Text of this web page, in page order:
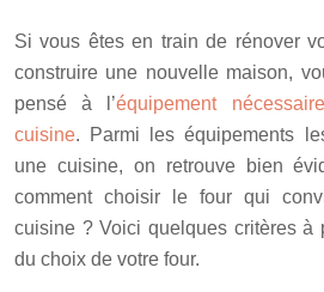
Si vous êtes en train de rénover
construire une nouvelle maison,
pensé à l’équipement
cuisine. Parmi les équipements
une cuisine, on retrouve bien
comment choisir le four qui
cuisine ? Voici quelques critères à
du choix de votre four.